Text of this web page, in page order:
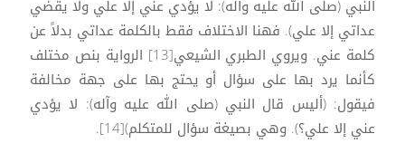
النبي (صلى الله عليه وآله): لا يؤدي عني إلا علي ولا يقضي
عداتي إلا علي). فهنا الاختلاف فقط بالكلمة عداتي بدلاً عن
كلمة عني. ويروي الطبري الشيعي[13] الرواية بنص مختلف
كأنما يرد بها على سؤال أو يحتج بها على جهة مخالفة
فيقول: (أليس قال النبي (صلى الله عليه وآله): لا يؤدي
عني إلا علي؟). وهي بصيغة سؤال للمتكلم)[14].